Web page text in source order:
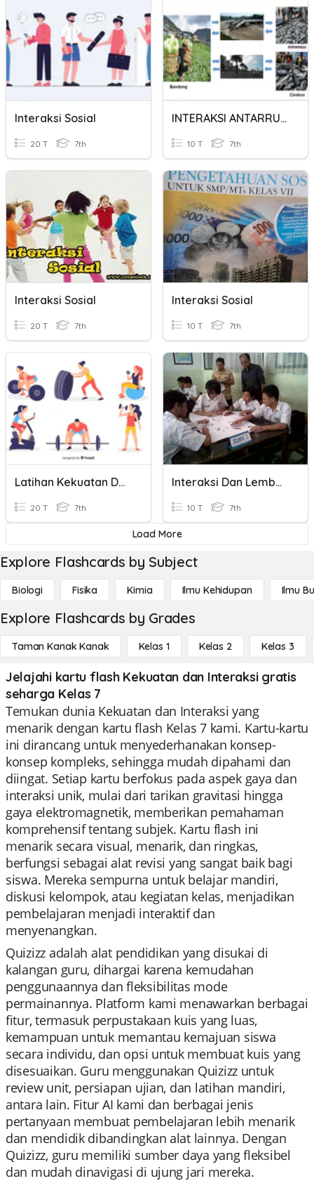
Interaksi Sosial
20 T 7th
INTERAKSI ANTARRUANG
10 T 7th
Interaksi Sosial
20 T 7th
Interaksi Sosial
10 T 7th
Latihan Kekuatan Dan Kelentukan
20 T 7th
Interaksi Dan Lembaga Sosial
10 T 7th
Load More
Explore Flashcards by Subject
Biologi Fisika Kimia Ilmu Kehidupan Ilmu
Explore Flashcards by Grades
Taman Kanak Kanak Kelas 1 Kelas 2 Kelas 3
Jelajahi kartu flash Kekuatan dan Interaksi gratis
seharga Kelas 7
Temukan dunia Kekuatan dan Interaksi yang
menarik dengan kartu flash Kelas 7 kami. Kartu-kartu
ini dirancang untuk menyederhanakan konsep-
konsep kompleks, sehingga mudah dipahami dan
diingat. Setiap kartu berfokus pada aspek gaya dan
interaksi unik, mulai dari tarikan gravitasi hingga
gaya elektromagnetik, memberikan pemahaman
komprehensif tentang subjek. Kartu flash ini
menarik secara visual, menarik, dan ringkas,
berfungsi sebagai alat revisi yang sangat baik bagi
siswa. Mereka sempurna untuk belajar mandiri,
diskusi kelompok, atau kegiatan kelas, menjadikan
pembelajaran menjadi interaktif dan
menyenangkan.
Quizizz adalah alat pendidikan yang disukai di
kalangan guru, dihargai karena kemudahan
penggunaannya dan fleksibilitas mode
permainannya. Platform kami menawarkan berbagai
fitur, termasuk perpustakaan kuis yang luas,
kemampuan untuk memantau kemajuan siswa
secara individu, dan opsi untuk membuat kuis yang
disesuaikan. Guru menggunakan Quizizz untuk
review unit, persiapan ujian, dan latihan mandiri,
antara lain. Fitur AI kami dan berbagai jenis
pertanyaan membuat pembelajaran lebih menarik
dan mendidik dibandingkan alat lainnya. Dengan
Quizizz, guru memiliki sumber daya yang fleksibel
dan mudah dinavigasi di ujung jari mereka.